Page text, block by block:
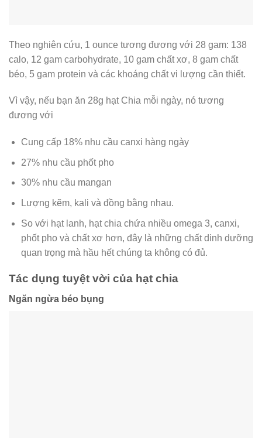
Theo nghiên cứu, 1 ounce tương đương với 28 gam: 138
calo, 12 gam carbohydrate, 10 gam chất xơ, 8 gam chất
béo, 5 gam protein và các khoáng chất vi lượng cần thiết.
Vì vậy, nếu bạn ăn 28g hạt Chia mỗi ngày, nó tương
đương với
Cung cấp 18% nhu cầu canxi hàng ngày
27% nhu cầu phốt pho
30% nhu cầu mangan
Lượng kẽm, kali và đồng bằng nhau.
So với hạt lanh, hạt chia chứa nhiều omega 3, canxi,
phốt pho và chất xơ hơn, đây là những chất dinh dưỡng
quan trọng mà hầu hết chúng ta không có đủ.
Tác dụng tuyệt vời của hạt chia
Ngăn ngừa béo bụng